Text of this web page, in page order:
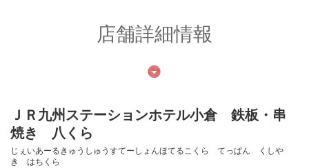
店舗詳細情報
ＪＲ九州ステーションホテル小倉 鉄板・串
焼き 八くら
じぇいあーるきゅうしゅうすてーしょんほてるこくら てっぱん くしや
き はちくら